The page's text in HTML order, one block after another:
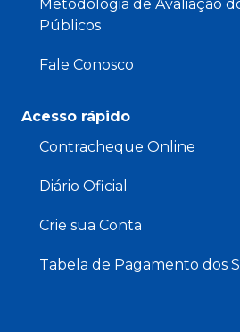
Metodologia de Avaliação
Públicos
Fale Conosco
Acesso rápido
Contracheque Online
Diário Oficial
Crie sua Conta
Tabela de Pagamento dos